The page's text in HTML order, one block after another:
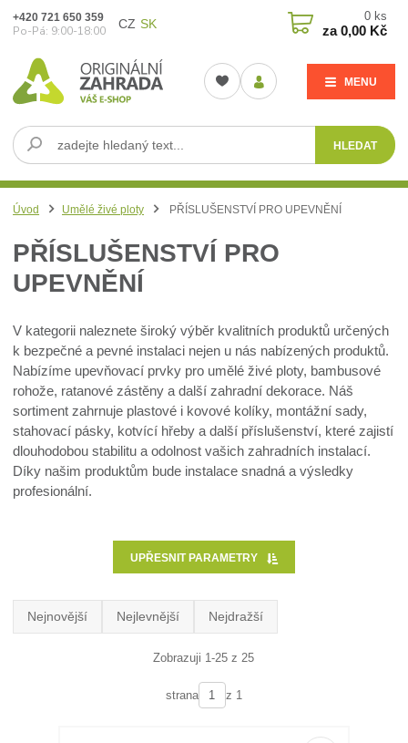
CZ SK
MENU
HLEDAT
+420 721 650 359
Po-Pá: 9:00-18:00
0 ks
za0,00 Kč
Úvod Umělé živé ploty PŘÍSLUŠENSTVÍ PRO UPEVNĚNÍ
PŘÍSLUŠENSTVÍ PRO
UPEVNĚNÍ
V kategorii naleznete široký výběr kvalitních produktů určených
k bezpečné a pevné instalaci nejen u nás nabízených produktů.
Nabízíme upevňovací prvky pro umělé živé ploty, bambusové
rohože, ratanové zástěny a další zahradní dekorace. Náš
sortiment zahrnuje plastové i kovové kolíky, montážní sady,
stahovací pásky, kotvící hřeby a další příslušenství, které zajistí
dlouhodobou stabilitu a odolnost vašich zahradních instalací.
Díky našim produktům bude instalace snadná a výsledky
profesionální.
UPŘESNIT PARAMETRY
Nejnovější Nejlevnější Nejdražší
Zobrazuji 1-25 z 25
strana z 1